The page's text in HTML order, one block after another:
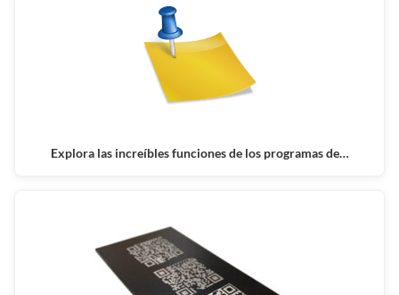
Explora las increíbles funciones de los programas de…